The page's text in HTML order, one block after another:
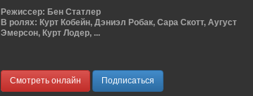
Режиссер: Бен Статлер
В ролях: Курт Кобейн, Дэниэл Робак, Сара Скотт, Аугуст
Эмерсон, Курт Лодер, ...
Смотреть онлайн Подписаться